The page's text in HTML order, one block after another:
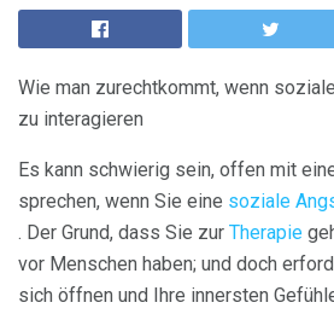
Wie man zurechtkommt, wenn
zu interagieren
Es kann schwierig sein, offen mit
sprechen, wenn Sie eine soziale
. Der Grund, dass Sie zur Therapie
vor Menschen haben; und doch
sich öffnen und Ihre innersten